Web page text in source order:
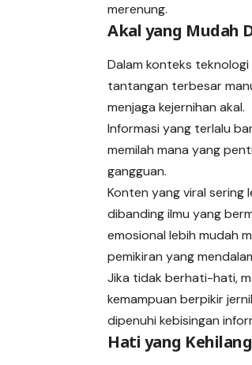
merenung.
Akal yang Mudah
Dalam konteks
tantangan terbesar
menjaga kejernihan akal.
Informasi yang terlalu
memilah mana yang
gangguan.
Konten yang viral sering
dibanding ilmu yang
emosional lebih mudah
pemikiran yang
Jika tidak berhati-hati,
kemampuan berpikir
dipenuhi kebisingan
Hati yang